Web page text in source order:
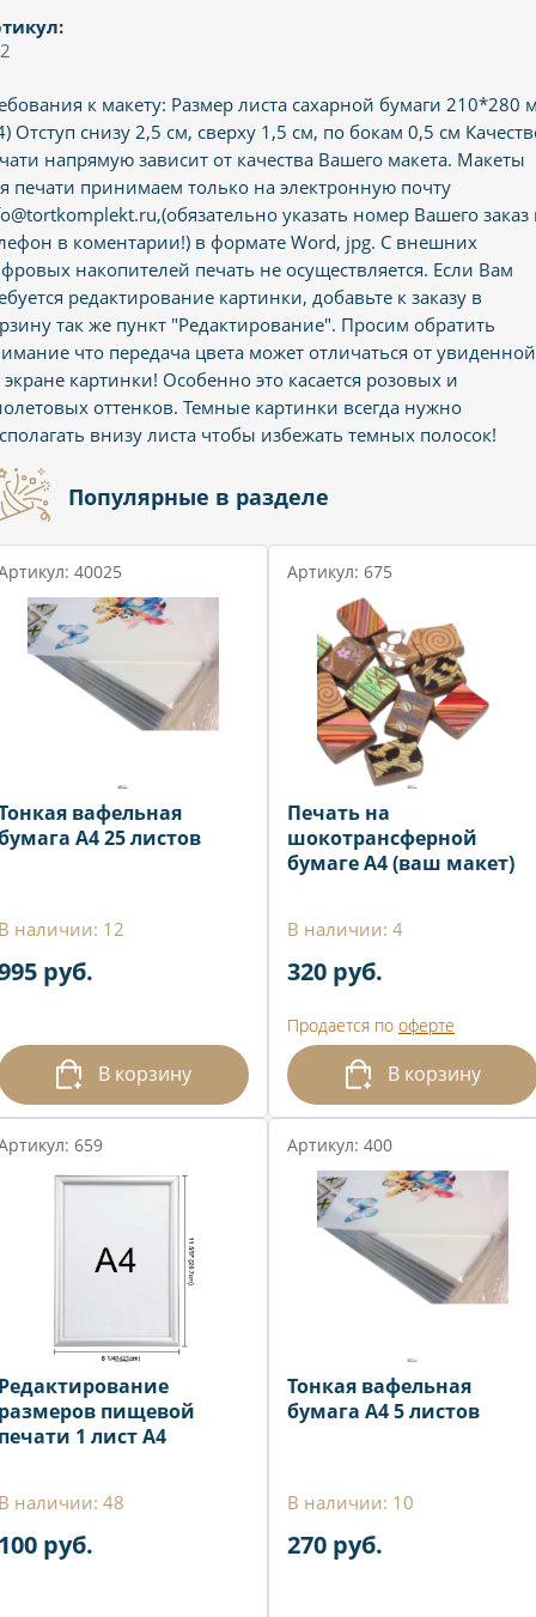
к макету: Размер листа сахарной бумаги 210*280
Отступ снизу 2,5 см, сверху 1,5 см, по бокам 0,5 см
напрямую зависит от качества Вашего макета. Макеты
печати принимаем только на электронную почту
указать номер Вашего заказ
в коментарии!) в формате Word, jpg. С внешних
накопителей печать не осуществляется. Если Вам
редактирование картинки, добавьте к заказу в
так же пункт "Редактирование". Просим обратить
что передача цвета может отличаться от увиденной
картинки! Особенно это касается розовых и
оттенков. Темные картинки всегда нужно
внизу листа чтобы избежать темных полосок!
Популярные в разделе
40025
вафельная
А4 25 листов
наличии: 12
руб.
В корзину
Артикул: 675
Печать на
шокотрансферной
бумаге А4 (ваш макет)
В наличии: 4
320 руб.
Продается по оферте
В корзину
659
пищевой
1 лист А4
наличии: 48
руб.
Артикул: 400
Тонкая вафельная
бумага А4 5 листов
В наличии: 10
270 руб.